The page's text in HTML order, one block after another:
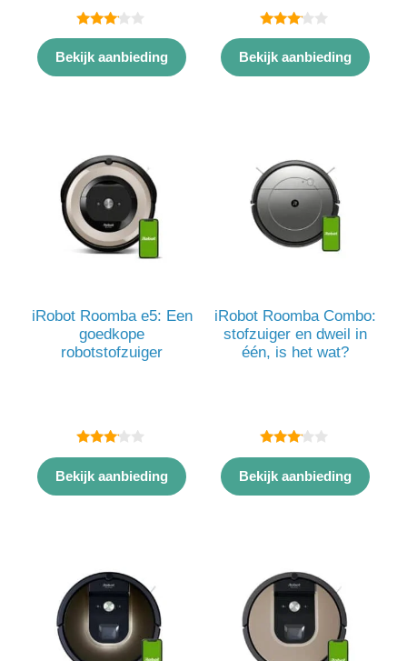
3.00
van 5
Bekijk aanbieding
3.00
van 5
Bekijk aanbieding
iRobot Roomba e5: Een
goedkope
robotstofzuiger
3.00
van 5
Bekijk aanbieding
iRobot Roomba Combo:
stofzuiger en dweil in
één, is het wat?
3.00
van 5
Bekijk aanbieding